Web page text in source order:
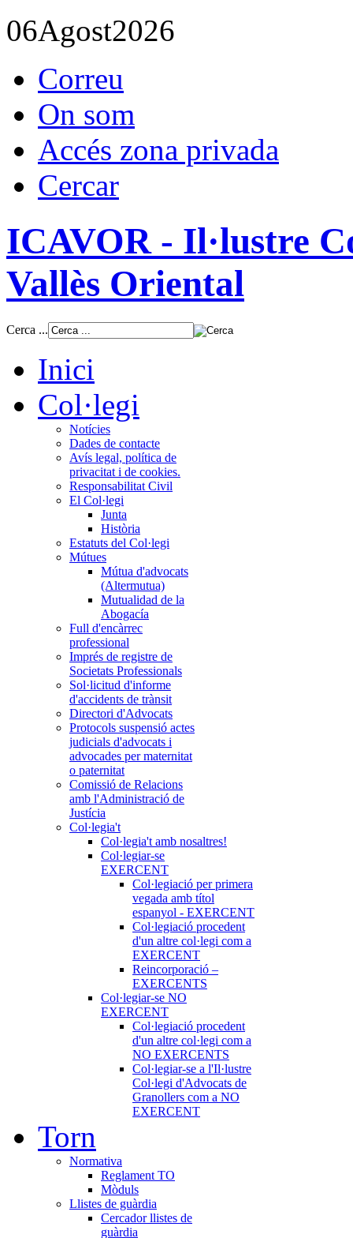
06Agost2026
Correu
On som
Accés zona privada
Cercar
ICAVOR - Il·lustre
Vallès Oriental
Cerca ...
Inici
Col·legi
Notícies
Dades de contacte
Avís legal, política de
privacitat i de cookies.
Responsabilitat Civil
El Col·legi
Junta
Història
Estatuts del Col·legi
Mútues
Mútua d'advocats
(Altermutua)
Mutualidad de la
Abogacía
Full d'encàrrec
professional
Imprés de registre de
Societats Professionals
Sol·licitud d'informe
d'accidents de trànsit
Directori d'Advocats
Protocols suspensió actes
judicials d'advocats i
advocades per maternitat
o paternitat
Comissió de Relacions
amb l'Administració de
Justícia
Col·legia't
Col·legia't amb nosaltres!
Col·legiar-se
EXERCENT
Col·legiació per primera
vegada amb títol
espanyol - EXERCENT
Col·legiació procedent
d'un altre col·legi com a
EXERCENT
Reincorporació –
EXERCENTS
Col·legiar-se NO
EXERCENT
Col·legiació procedent
d'un altre col·legi com a
NO EXERCENTS
Col·legiar-se a l'Il·lustre
Col·legi d'Advocats de
Granollers com a NO
EXERCENT
Torn
Normativa
Reglament TO
Mòduls
Llistes de guàrdia
Cercador llistes de
guàrdia